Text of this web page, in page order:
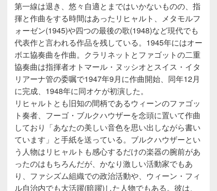
第一線は退き、悠々自適とまではいかないものの、指
揮と作曲をする時間はあったリヒャルト、メタモルフ
ォーゼン(1945)や四つの最後の歌(1948)など現代でも
代表作と言われる作品を残している。1945年にはオー
ボエ協奏曲を作曲。クラリネットとファゴットの二重
協奏曲は指揮者オトマール・ヌッシオとスイス・イタ
リアーナ管の委嘱で1947年9月に作曲開始、同年12月
に完成、1948年に同オケが初演した。
リヒャルトとも旧知の間柄であるウィーンのファゴッ
ト奏者、フーゴ・ブルクハウザーを念頭に置いて作曲
しており「あなたの美しい音色を思い出しながら書い
ています」と手紙を送っている。ブルクハウザーとい
う人物はリヒャルトも感心するだけの楽器の腕前があ
ったのはもちろんだが、かなり激しい活動家でもあ
り、ファシズム組織での政治活動や、ウィーン・フィ
ル自治内でも大活躍(暗躍)した人物でもある。彼は、